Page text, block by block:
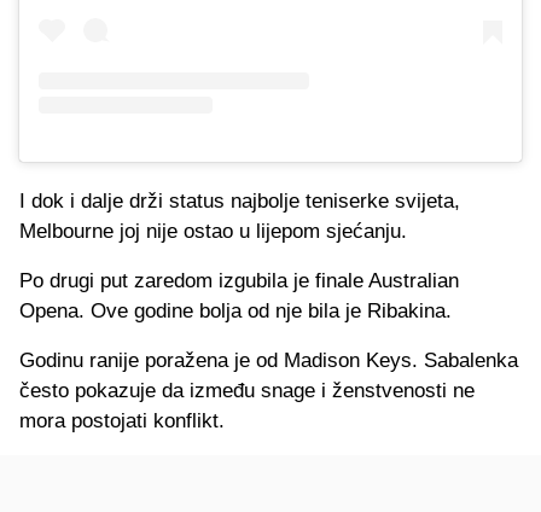
I dok i dalje drži status najbolje teniserke svijeta,
Melbourne joj nije ostao u lijepom sjećanju.
Po drugi put zaredom izgubila je finale Australian
Opena. Ove godine bolja od nje bila je Ribakina.
Godinu ranije poražena je od Madison Keys. Sabalenka
često pokazuje da između snage i ženstvenosti ne
mora postojati konflikt.